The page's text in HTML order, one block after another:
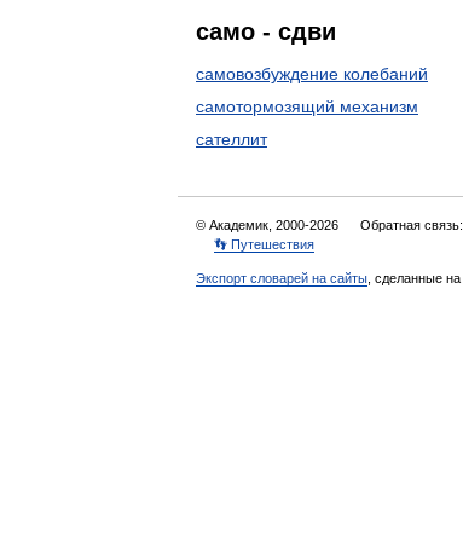
само - сдви
самовозбуждение колебаний
самотормозящий механизм
сателлит
© Академик, 2000-2026 Обратная связь:
👣 Путешествия
Экспорт словарей на сайты , сделанные на